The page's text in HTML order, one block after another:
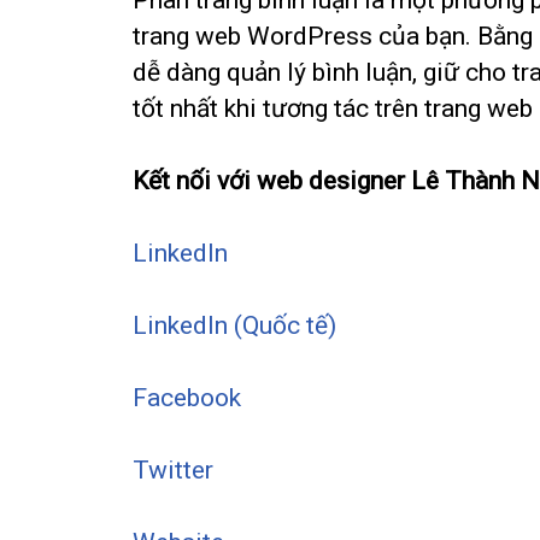
trang web WordPress của bạn.
dễ dàng quản lý bình luận, giữ cho
tốt nhất khi tương tác trên trang web
Kết nối với web designer Lê Thành
LinkedIn
LinkedIn (Quốc tế)
Facebook
Twitter